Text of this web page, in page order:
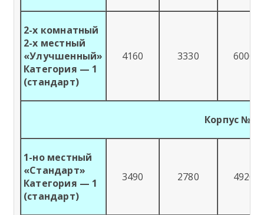
2-х комнатный
2-х местный
«Улучшенный»
Категория — 1
(стандарт)
4160 3330 6000
Корпус №3
1-но местный
«Стандарт»
Категория — 1
(стандарт)
3490 2780 4920